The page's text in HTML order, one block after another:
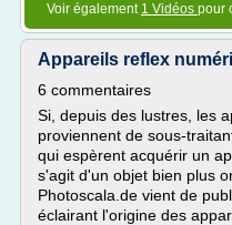
Voir également 1 Vidéos pour
Appareils reflex
6 commentaires
Si, depuis des lustres, les
proviennent de sous-
qui espèrent acquérir un
s'agit d'un objet bien plus
Photoscala.de vient de
éclairant l'origine des